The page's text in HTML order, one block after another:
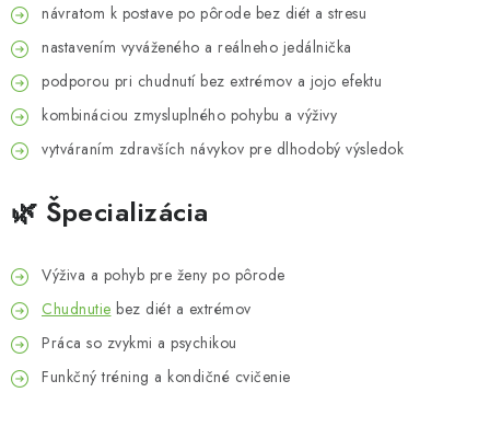
návratom k postave po pôrode bez diét a stresu
nastavením vyváženého a reálneho jedálnička
podporou pri chudnutí bez extrémov a jojo efektu
kombináciou zmysluplného pohybu a výživy
vytváraním zdravších návykov pre dlhodobý výsledok
🌿 Špecializácia
Výživa a pohyb pre ženy po pôrode
Chudnutie bez diét a extrémov
Práca so zvykmi a psychikou
Funkčný tréning a kondičné cvičenie